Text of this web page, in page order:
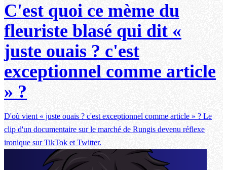
C'est quoi ce mème du
fleuriste blasé qui dit «
juste ouais ? c'est
exceptionnel comme article
» ?
D'où vient « juste ouais ? c'est exceptionnel comme article » ? Le
clip d'un documentaire sur le marché de Rungis devenu réflexe
ironique sur TikTok et Twitter.